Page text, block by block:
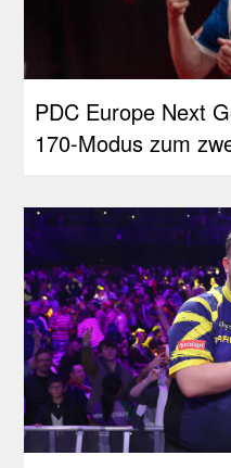
PDC Europe Next
170-Modus zum